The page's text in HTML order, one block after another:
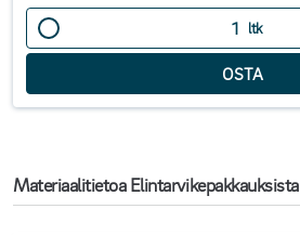
ltk
Materiaalitietoa Elintarvikepakkauksista